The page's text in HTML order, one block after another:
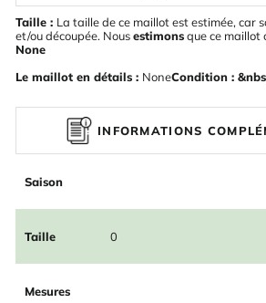
Taille : La taille de ce maillot est estimée, car
et/ou découpée. Nousestimonsque ce maillot
None
Le maillot en détails : NoneCondition :
INFORMATIONS
Saison
Taille 0
Mesures